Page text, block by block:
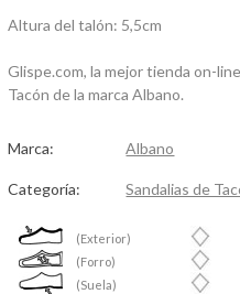
Altura del talón: 5,5cm
Glispe.com, la mejor tienda on-
Tacón de la marca Albano.
Marca: Albano
Categoría: Sandalias de
(Exterior)
(Forro)
(Suela)